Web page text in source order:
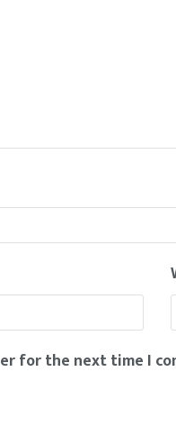
for the next time I